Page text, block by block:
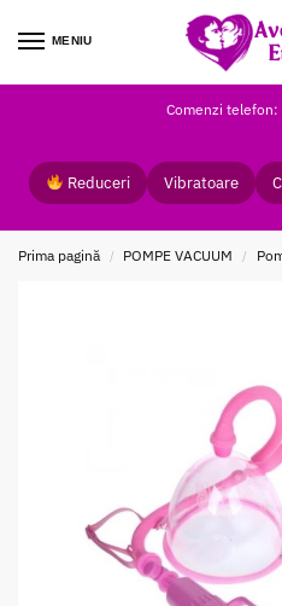
MENIU
Comenzi
Reduceri Vibratoare
Prima pagină / POMPE VACUUM /